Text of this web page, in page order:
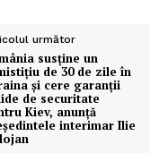
următor
susține un
de 30 de zile în
și cere garanții
de securitate
Kiev, anunță
interimar Ilie